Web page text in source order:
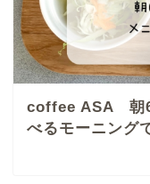
coffee ASA 朝6
べるモーニング